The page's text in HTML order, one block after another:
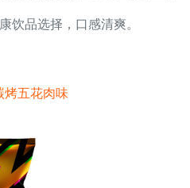
饮品选择，口感清爽。
烤五花肉味